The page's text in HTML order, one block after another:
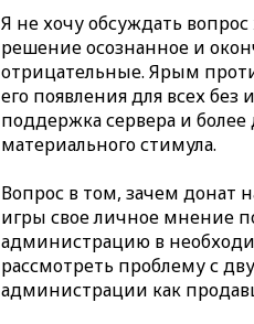
Я не хочу обсуждать
решение осознанное и
отрицательные. Ярым
его появления для всех
поддержка сервера и
материального стимула.
Вопрос в том, зачем донат
игры свое личное мнение
администрацию в
рассмотреть проблему с
администрации как